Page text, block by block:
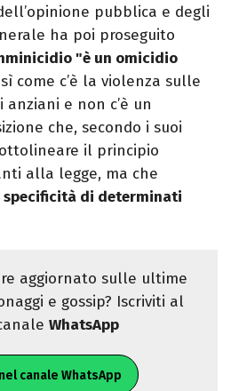
pubblica e degli
ha poi proseguito
"è un omicidio
come c’è la violenza sulle
anziani e non c’è un
che, secondo i suoi
il principio
alla legge, ma che
specificità di determinati
aggiornato sulle ultime
e gossip? Iscriviti al
WhatsApp
canale WhatsApp